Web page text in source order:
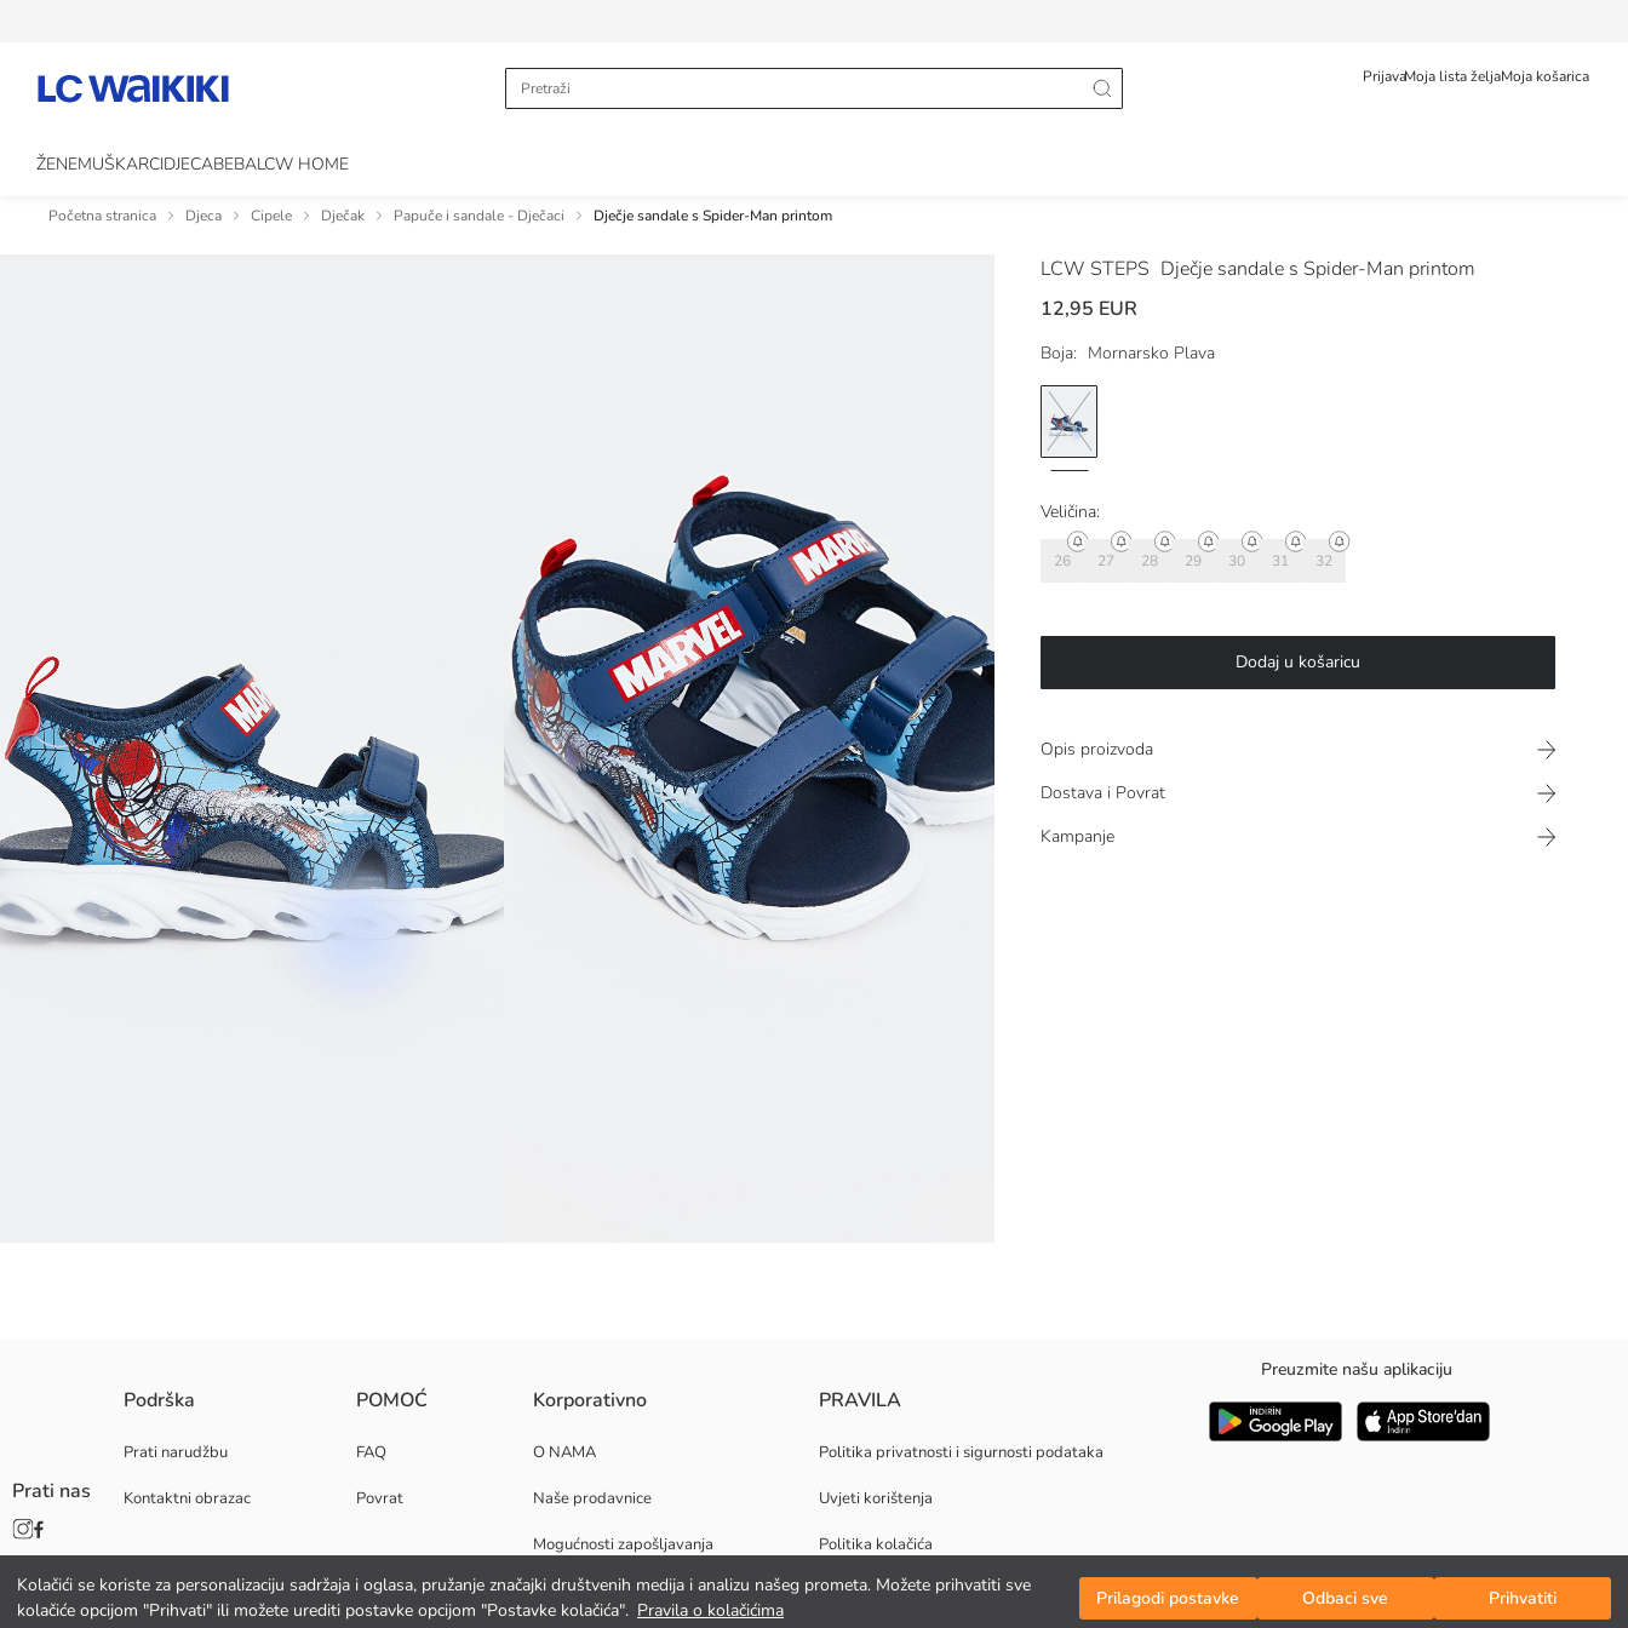
Kolačići se koriste za personalizaciju sadržaja i oglasa, pružanje značajki društvenih medija i analizu našeg prometa. Možete prihvatiti sve
kolačiće opcijom "Prihvati" ili možete urediti postavke opcijom "Postavke kolačića". Pravila o kolačićima
Prilagodi postavke Odbaci sve Prihvatiti
PrijavaMoja lista željaMoja košarica
ŽENEMUŠKARCIDJECABEBALCW HOME
Početna stranica Djeca Cipele Dječak Papuče i sandale - Dječaci Dječje sandale s Spider-Man printom
LCW STEPS Dječje sandale s Spider-Man printom
12,95 EUR
Boja: Mornarsko Plava
Veličina:
26 27 28 29 30 31 32
Dodaj u košaricu
Opis proizvoda
Dostava i Povrat
Kampanje
Dječje sandale za dječake s Marvel Spider-Man licencom imaju podesiv dizajn s kopčanjem na čičak traku.
Vanjska Potplata:
Podrijetlo:
Spol:
Licenca:
Podrška
Prati narudžbu
Kontaktni obrazac
POMOĆ
FAQ
Povrat
Korporativno
O NAMA
Naše prodavnice
Mogućnosti zapošljavanja
Korporativna podrška
PRAVILA
Politika privatnosti i sigurnosti podataka
Uvjeti korištenja
Politika kolačića
Preuzmite našu aplikaciju
Prati nas